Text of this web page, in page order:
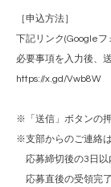
［申込方法］
下記リンク(Googleフ
必要事項を入力後、
https://x.gd/Vwb8W
※「送信」ボタンの
※支部からのご連絡は
応募締切後の3日以
応募直後の受領完